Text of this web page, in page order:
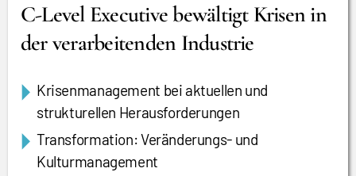
C-Level Executive bewältigt Krisen in
der verarbeitenden Industrie
Krisenmanagement bei aktuellen und
strukturellen Herausforderungen
Transformation: Veränderungs- und
Kulturmanagement